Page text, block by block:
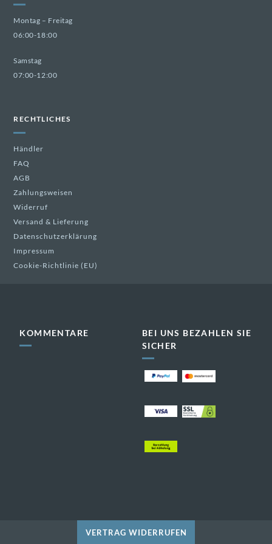
Montag – Freitag
06:00-18:00
Samstag
07:00-12:00
RECHTLICHES
Händler
FAQ
AGB
Zahlungsweisen
Widerruf
Versand & Lieferung
Datenschutzerklärung
Impressum
Cookie-Richtlinie (EU)
KOMMENTARE
BEI UNS BEZAHLEN SIE
SICHER
dekorativ dekorativ
dekorativ
dekorativ
© 2020 STEFANIE HERRE
VERTRAG WIDERRUFEN